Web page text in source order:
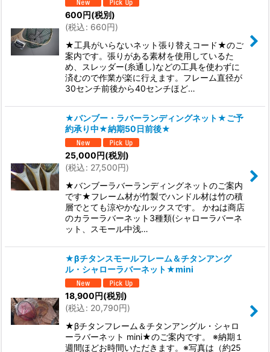
600円(税別)
(税込: 660円)
★工具がいらないネット張り替えコード★のご
案内です。張りがある素材を使用しているた
め、スレッダー(糸通し)などの工具を使わずに
済むので作業が楽に行えます。フレーム直径が
30センチ前後から40センチほど…
★バンブー・ラバーランディングネット★ご予
約承り中★納期50日前後★
25,000円(税別)
(税込: 27,500円)
★バンブーラバーランディングネットのご案内
です★フレーム材が竹製でハンドル材は竹の積
層でとても涼やかなルックスです。 かねは商店
のカラーラバーネット3種類(シャローラバーネ
ット、スモール中浅…
★βチタンスモールフレーム＆チタンアング
ル・シャローラバーネット★mini
18,900円(税別)
(税込: 20,790円)
★βチタンフレーム＆チタンアングル・シャロ
ーラバーネット mini★のご案内です。 ※納期１
週間ほどお時間いただきます。※写真は（約25